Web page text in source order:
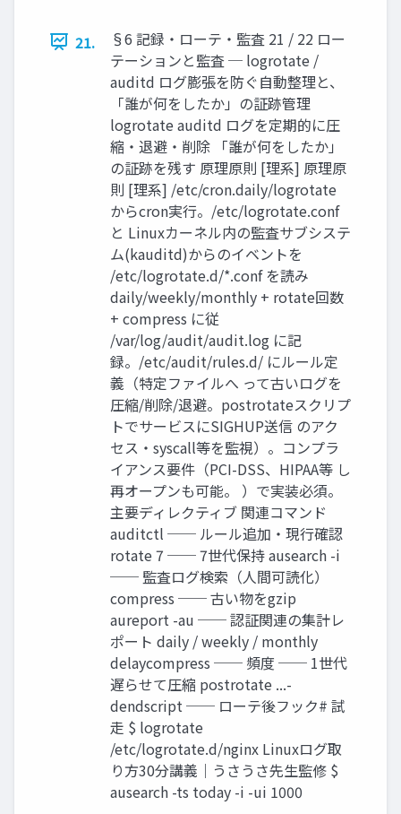
21.
§6 記録・ローテ・監査 21 / 22 ロー
テーションと監査 ─ logrotate /
auditd ログ膨張を防ぐ自動整理と、
「誰が何をしたか」の証跡管理
logrotate auditd ログを定期的に圧
縮・退避・削除 「誰が何をしたか」
の証跡を残す 原理原則 [理系] 原理原
則 [理系] /etc/cron.daily/logrotate
からcron実行。/etc/logrotate.conf
と Linuxカーネル内の監査サブシステ
ム(kauditd)からのイベントを
/etc/logrotate.d/*.conf を読み
daily/weekly/monthly + rotate回数
+ compress に従
/var/log/audit/audit.log に記
録。/etc/audit/rules.d/ にルール定
義（特定ファイルへ って古いログを
圧縮/削除/退避。postrotateスクリプ
トでサービスにSIGHUP送信 のアク
セス・syscall等を監視）。コンプラ
イアンス要件（PCI-DSS、HIPAA等 し
再オープンも可能。 ）で実装必須。
主要ディレクティブ 関連コマンド
auditctl ── ルール追加・現行確認
rotate 7 ── 7世代保持 ausearch -i
── 監査ログ検索（人間可読化）
compress ── 古い物をgzip
aureport -au ── 認証関連の集計レ
ポート daily / weekly / monthly
delaycompress ── 頻度 ── 1世代
遅らせて圧縮 postrotate ...-
dendscript ── ローテ後フック# 試
走 $ logrotate
/etc/logrotate.d/nginx Linuxログ取
り方30分講義｜うさうさ先生監修 $
ausearch -ts today -i -ui 1000